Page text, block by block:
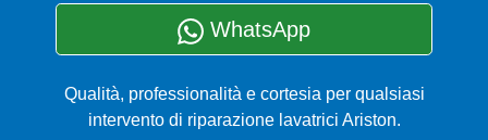
WhatsApp
Qualità, professionalità e cortesia per qualsiasi
intervento di riparazione lavatrici Ariston.